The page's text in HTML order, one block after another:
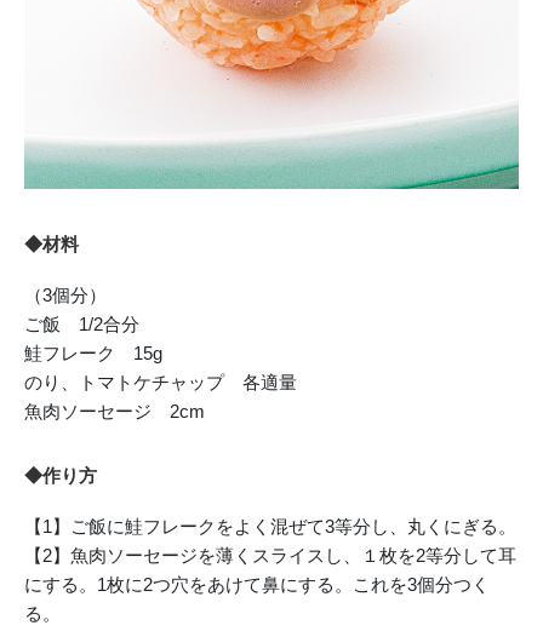
◆材料
（3個分）
ご飯 1/2合分
鮭フレーク 15g
のり、トマトケチャップ 各適量
魚肉ソーセージ 2cm
◆作り方
【1】ご飯に鮭フレークをよく混ぜて3等分し、丸くにぎる。
【2】魚肉ソーセージを薄くスライスし、１枚を2等分して耳
にする。1枚に2つ穴をあけて鼻にする。これを3個分つく
る。